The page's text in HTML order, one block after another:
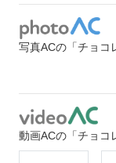
写真ACの「チョコ
動画ACの「チョコ